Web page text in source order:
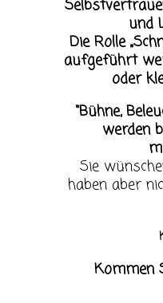
und
Die Rolle
aufgeführt
oder
“Bühne,
werden
Sie
haben aber
Kommen